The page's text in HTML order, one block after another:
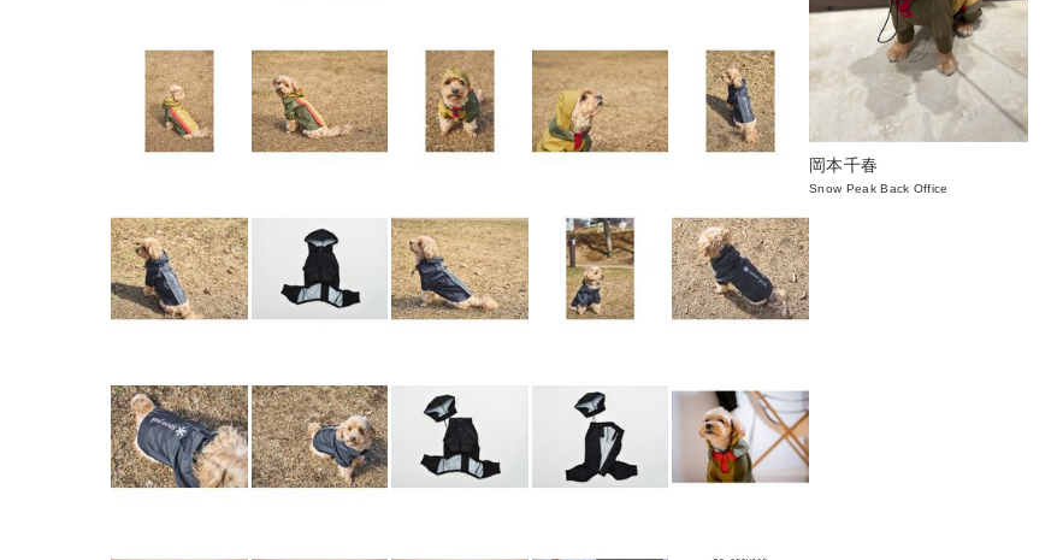
岡本千春
Snow Peak Back Office